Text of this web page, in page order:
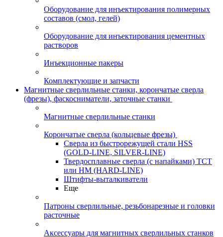
Оборудование для инъектирования полимерных
составов (смол, гелей)
Оборудование для инъектирования цементных
растворов
Инъекционные пакеры
Комплектующие и запчасти
Магнитные сверлильные станки, корончатые сверла
(фрезы), фаскосниматели, заточные станки
Магнитные сверлильные станки
Корончатые сверла (кольцевые фрезы)
Сверла из быстрорежущей стали HSS
(GOLD-LINE, SILVER-LINE)
Твердосплавные сверла (с напайками) ТСТ
или HM (HARD-LINE)
Штифты-выталкиватели
Еще
Патроны сверлильные, резьбонарезные и головки
расточные
Аксессуары для магнитных сверлильных станков